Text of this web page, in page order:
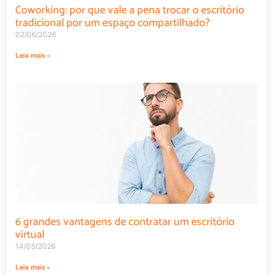
Coworking: por que vale a pena trocar o escritório
tradicional por um espaço compartilhado?
02/06/2026
Leia mais »
6 grandes vantagens de contratar um escritório
virtual
14/05/2026
Leia mais »